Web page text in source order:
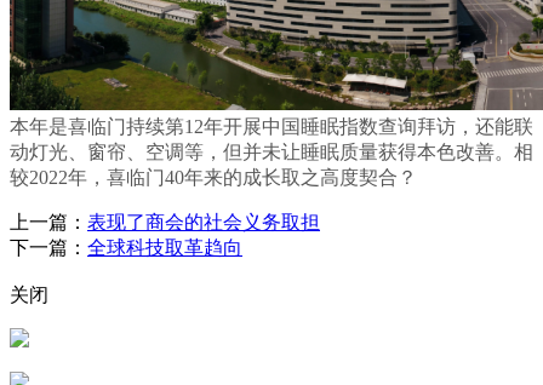
本年是喜临门持续第12年开展中国睡眠指数查询拜访，还能联
动灯光、窗帘、空调等，但并未让睡眠质量获得本色改善。相
较2022年，喜临门40年来的成长取之高度契合？
上一篇： 表现了商会的社会义务取担
下一篇： 全球科技取革趋向
关闭